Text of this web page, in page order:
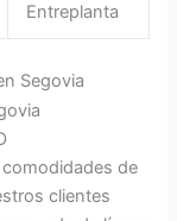
Entreplanta
de
clientes